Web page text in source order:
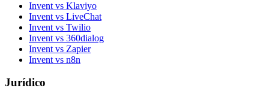
Invent vs Klaviyo
Invent vs LiveChat
Invent vs Twilio
Invent vs 360dialog
Invent vs Zapier
Invent vs n8n
Jurídico